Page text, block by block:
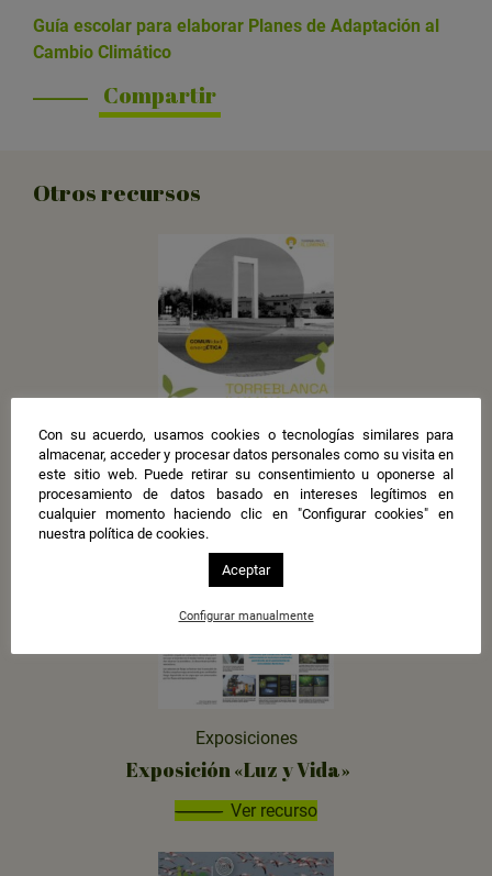
Guía escolar para elaborar Planes de Adaptación al
Cambio Climático
Compartir
Otros recursos
Recursos educativos
Comunidad energética Torreblanca
Ilumina
Exposiciones
Exposición «Luz y Vida»
Ver recurso
Con su acuerdo, usamos cookies o tecnologías similares para
almacenar, acceder y procesar datos personales como su visita en
este sitio web. Puede retirar su consentimiento u oponerse al
procesamiento de datos basado en intereses legítimos en
cualquier momento haciendo clic en "Configurar cookies" en
nuestra política de cookies.
Aceptar
Configurar manualmente